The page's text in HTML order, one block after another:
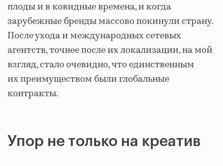
плоды и в ковидные времена, и когда
зарубежные бренды массово покинули страну.
После ухода и международных сетевых
агентств, точнее после их локализации, на мой
взгляд, стало очевидно, что единственным
их преимуществом были глобальные
контракты.
Упор не только на креатив